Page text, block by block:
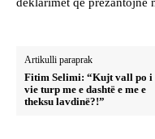
Artikulli paraprak
Fitim Selimi: “Kujt vall po i
vie turp me e dashtë e me e
theksu lavdinë?!”